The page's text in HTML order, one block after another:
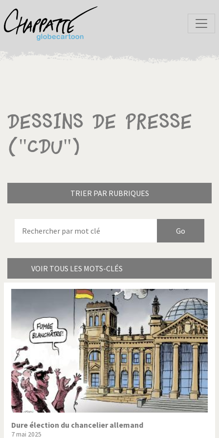
Dessins de presse
("CDU")
TRIER PAR RUBRIQUES
VOIR TOUS LES MOTS-CLÉS
Bienvenue en Italie
Bye Biden! Catholique ou pas très?
Chère énergie! Crise grecque
Du printemps arabe à
l'hiver
Election présidentielle US Guerre en Syrie
Hopp Deutschland Israël - Palestine
L'Amérique et les armes L'Iran tremble
La Chine et nous
La Corée du Nord: guerre ou
paix?
Dure élection du chancelier allemand
7 mai 2025